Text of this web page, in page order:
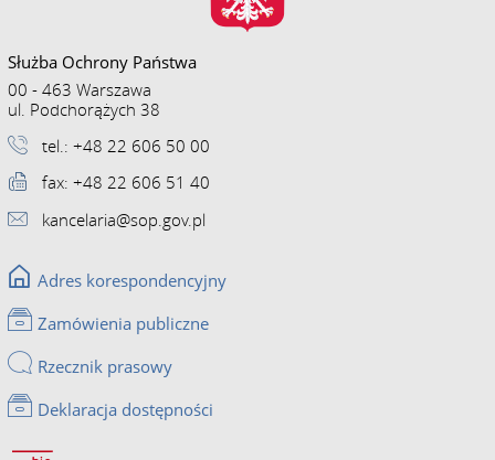
Służba Ochrony Państwa
00 - 463 Warszawa
ul. Podchorążych 38
tel.: +48 22 606 50 00
fax: +48 22 606 51 40
kancelaria@sop.gov.pl
Adres korespondencyjny
Zamówienia publiczne
Rzecznik prasowy
Deklaracja dostępności